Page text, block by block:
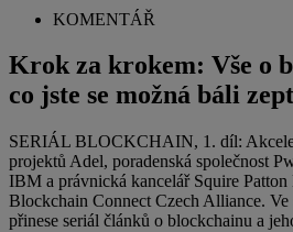
KOMENTÁŘ
Krok za krokem: Vše o
co jste se možná báli
SERIÁL BLOCKCHAIN, 1. díl:
projektů Adel, poradenská společnost
IBM a právnická kancelář Squire
Blockchain Connect Czech Alliance. Ve
přinese seriál článků o blockchainu a